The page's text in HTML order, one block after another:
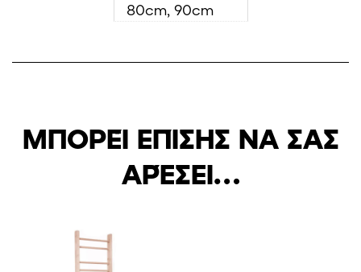
80cm, 90cm
ΜΠΟΡΕΊ ΕΠΊΣΗΣ ΝΑ ΣΑΣ
ΑΡΈΣΕΙ…